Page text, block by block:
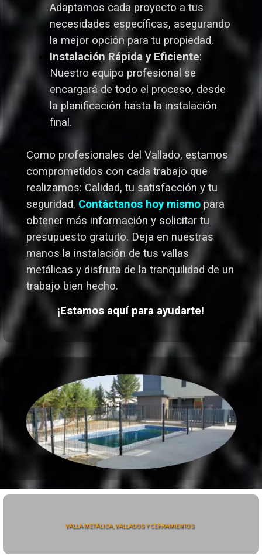
Adaptamos cada proyecto a tus
necesidades específicas, asegurando
la mejor opción para tu propiedad.
Instalación Rápida y Eficiente:
Nuestro equipo profesional se
encargará de todo el proceso, desde
la planificación hasta la instalación
final.
Como profesionales del Vallado, estamos
comprometidos con cada trabajo que
realizamos: Calidad, tu satisfacción y tu
seguridad. Contáctanos hoy mismo para
obtener más información y solicitar tu
presupuesto gratuito. Deja en nuestras
manos la instalación de tus vallas
metálicas y disfruta de la tranquilidad de un
trabajo bien hecho.
¡Estamos aquí para ayudarte!
VALLA METÁLICA, VALLADOS Y CERRAMIENTOS